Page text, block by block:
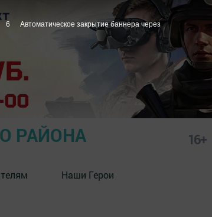
РАЙОНА 16+
Наши Герои
5 Автоматическое закрытие баннера через